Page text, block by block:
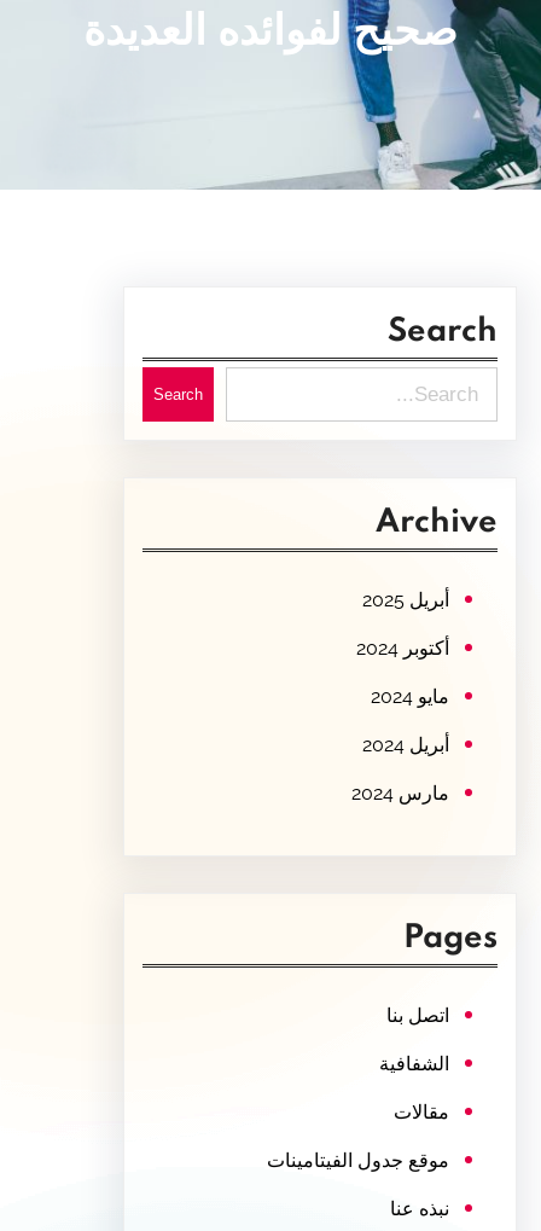
صحيح لفوائده العديدة
Search
e
c
Search
Archive
أبريل 2025
أكتوبر 2024
مايو 2024
أبريل 2024
مارس 2024
Pages
اتصل بنا
الشفافية
مقالات
موقع جدول الفيتامينات
نبذه عنا